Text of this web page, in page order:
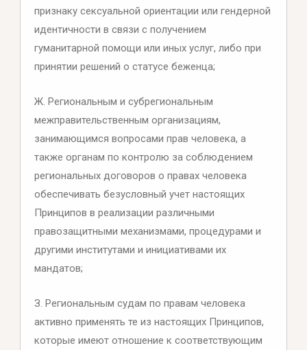
признаку сексуальной ориентации или гендерной
идентичности в связи с получением
гуманитарной помощи или иных услуг, либо при
принятии решений о статусе беженца;
Ж. Региональным и субрегиональным
межправительственным организациям,
занимающимся вопросами прав человека, а
также органам по контролю за соблюдением
региональных договоров о правах человека
обеспечивать безусловный учет настоящих
Принципов в реализации различными
правозащитными механизмами, процедурами и
другими институтами и инициативами их
мандатов;
З. Региональным судам по правам человека
активно применять те из настоящих Принципов,
которые имеют отношение к соответствующим